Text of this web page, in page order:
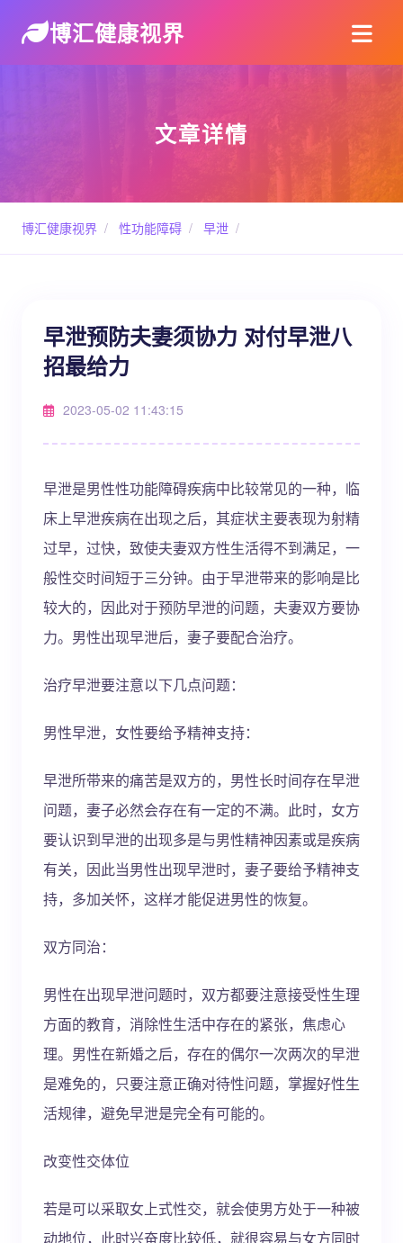
博汇健康视界
文章详情
博汇健康视界 / 性功能障碍 / 早泄 /
早泄预防夫妻须协力 对付早泄八
招最给力
2023-05-02 11:43:15
早泄是男性性功能障碍疾病中比较常见的一种，临
床上早泄疾病在出现之后，其症状主要表现为射精
过早，过快，致使夫妻双方性生活得不到满足，一
般性交时间短于三分钟。由于早泄带来的影响是比
较大的，因此对于预防早泄的问题，夫妻双方要协
力。男性出现早泄后，妻子要配合治疗。
治疗早泄要注意以下几点问题：
男性早泄，女性要给予精神支持：
早泄所带来的痛苦是双方的，男性长时间存在早泄
问题，妻子必然会存在有一定的不满。此时，女方
要认识到早泄的出现多是与男性精神因素或是疾病
有关，因此当男性出现早泄时，妻子要给予精神支
持，多加关怀，这样才能促进男性的恢复。
双方同治：
男性在出现早泄问题时，双方都要注意接受性生理
方面的教育，消除性生活中存在的紧张，焦虑心
理。男性在新婚之后，存在的偶尔一次两次的早泄
是难免的，只要注意正确对待性问题，掌握好性生
活规律，避免早泄是完全有可能的。
改变性交体位
若是可以采取女上式性交，就会使男方处于一种被
动地位，此时兴奋度比较低，就很容易与女方同时